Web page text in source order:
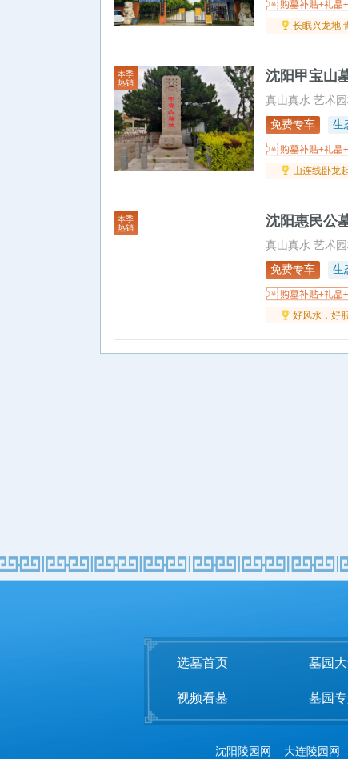
长眠兴龙地
本季
热销
沈阳甲宝山
真山真水 艺术
免费专车
生
山连线卧龙
本季
热销
沈阳惠民公
真山真水 艺术
免费专车
生
好风水，好
选墓首页 墓园
视频看墓 墓园
沈阳陵园网 大连陵园网